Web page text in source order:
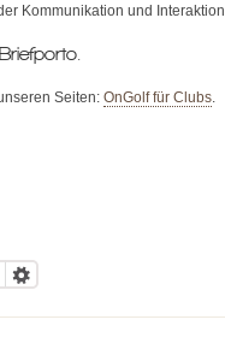
Kommunikation und Interaktion.
Seiten: OnGolf für Clubs.